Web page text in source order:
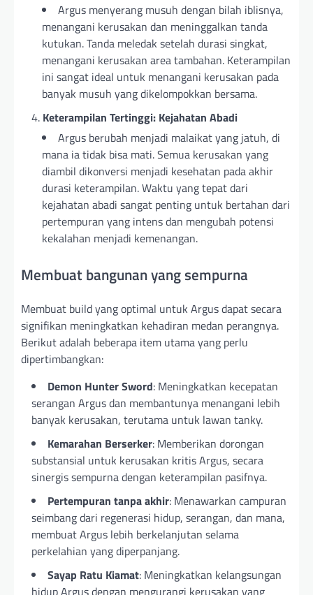
Argus menyerang musuh dengan bilah iblisnya,
menangani kerusakan dan meninggalkan tanda
kutukan. Tanda meledak setelah durasi singkat,
menangani kerusakan area tambahan. Keterampilan
ini sangat ideal untuk menangani kerusakan pada
banyak musuh yang dikelompokkan bersama.
Keterampilan Tertinggi: Kejahatan Abadi
Argus berubah menjadi malaikat yang jatuh, di
mana ia tidak bisa mati. Semua kerusakan yang
diambil dikonversi menjadi kesehatan pada akhir
durasi keterampilan. Waktu yang tepat dari
kejahatan abadi sangat penting untuk bertahan dari
pertempuran yang intens dan mengubah potensi
kekalahan menjadi kemenangan.
Membuat bangunan yang sempurna
Membuat build yang optimal untuk Argus dapat secara
signifikan meningkatkan kehadiran medan perangnya.
Berikut adalah beberapa item utama yang perlu
dipertimbangkan:
Demon Hunter Sword: Meningkatkan kecepatan
serangan Argus dan membantunya menangani lebih
banyak kerusakan, terutama untuk lawan tanky.
Kemarahan Berserker: Memberikan dorongan
substansial untuk kerusakan kritis Argus, secara
sinergis sempurna dengan keterampilan pasifnya.
Pertempuran tanpa akhir: Menawarkan campuran
seimbang dari regenerasi hidup, serangan, dan mana,
membuat Argus lebih berkelanjutan selama
perkelahian yang diperpanjang.
Sayap Ratu Kiamat: Meningkatkan kelangsungan
hidup Argus dengan mengurangi kerusakan yang